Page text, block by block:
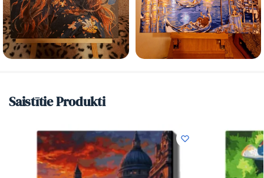
Saistītie Produkti